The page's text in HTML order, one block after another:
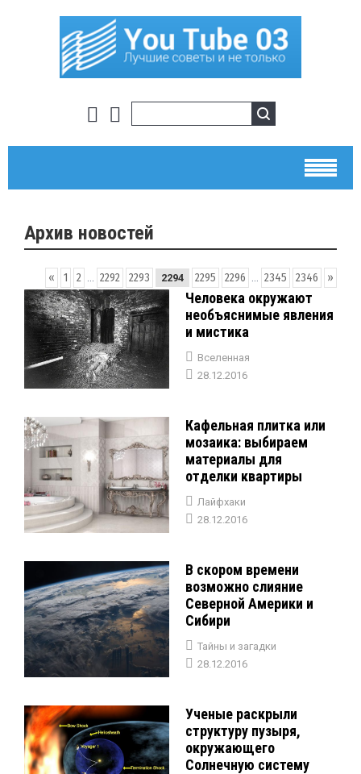
Архив новостей
« 1 2 2292 2293 2294 2295 2296 2345 2346 »
Человека окружают
необъяснимые явления
и мистика
Вселенная
28.12.2016
Кафельная плитка или
мозаика: выбираем
материалы для
отделки квартиры
Лайфхаки
28.12.2016
В скором времени
возможно слияние
Северной Америки и
Сибири
Тайны и загадки
28.12.2016
Ученые раскрыли
структуру пузыря,
окружающего
Солнечную систему